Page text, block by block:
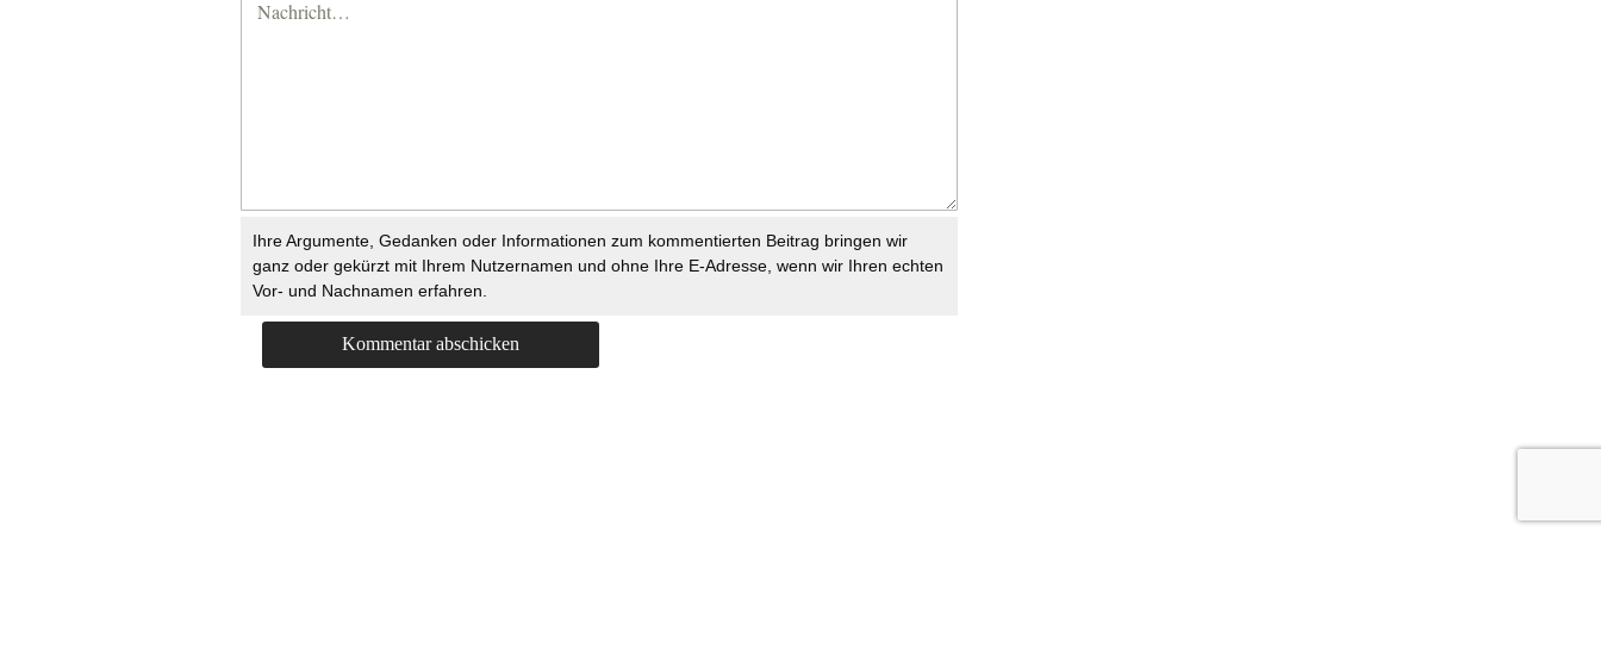
Ihre Argumente, Gedanken oder Informationen zum kommentierten Beitrag bringen wir
ganz oder gekürzt mit Ihrem Nutzernamen und ohne Ihre E-Adresse, wenn wir Ihren echten
Vor- und Nachnamen erfahren.